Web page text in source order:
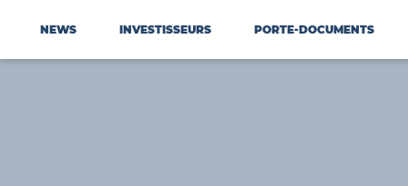
NEWS INVESTISSEURS PORTE-DOCUMENTS